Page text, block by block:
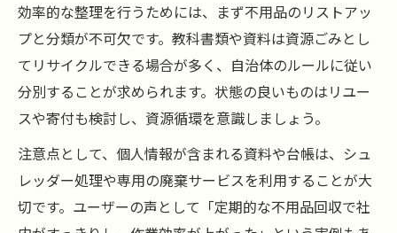
不用品回収で教科書類を適切に分類する方
法
経費処理で失敗しない不用品回収の実務
不用品回収の経費処理で注意すべきポイン
不用品回収費用を勘定科目で正確に仕訳す
る方法
事業ごみの経費計上と不用品回収の実務的
効率的な整理を行うためには、まず不用品のリストアッ
プと分類が不可欠です。教科書類や資料は資源ごみとし
てリサイクルできる場合が多く、自治体のルールに従い
分別することが求められます。状態の良いものはリユー
スや寄付も検討し、資源循環を意識しましょう。
注意点として、個人情報が含まれる資料や台帳は、シュ
レッダー処理や専用の廃棄サービスを利用することが大
切です。ユーザーの声として「定期的な不用品回収で社